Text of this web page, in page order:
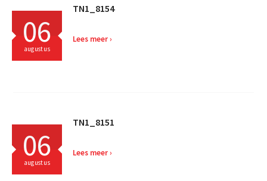
06
augustus
TN1_8154
Lees meer
06
augustus
TN1_8151
Lees meer